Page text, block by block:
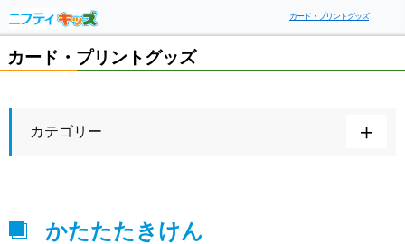
カード・プリントグッズ
カード・プリントグッズ
カテゴリー
かたたたきけん